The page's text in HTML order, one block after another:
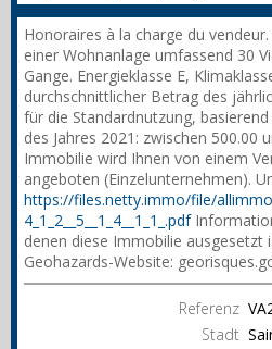
Honoraires à la charge du
einer Wohnanlage umfassend 30
Gange. Energieklasse E,
durchschnittlicher Betrag des
für die Standardnutzung,
des Jahres 2021: zwischen 500.00
Immobilie wird Ihnen von einem
angeboten (Einzelunternehmen).
https://files.netty.immo/file/
4_1_2__5__1_4__1_1_.pdf
denen diese Immobilie ausgesetzt
Geohazards-Website:
Referenz
Stadt